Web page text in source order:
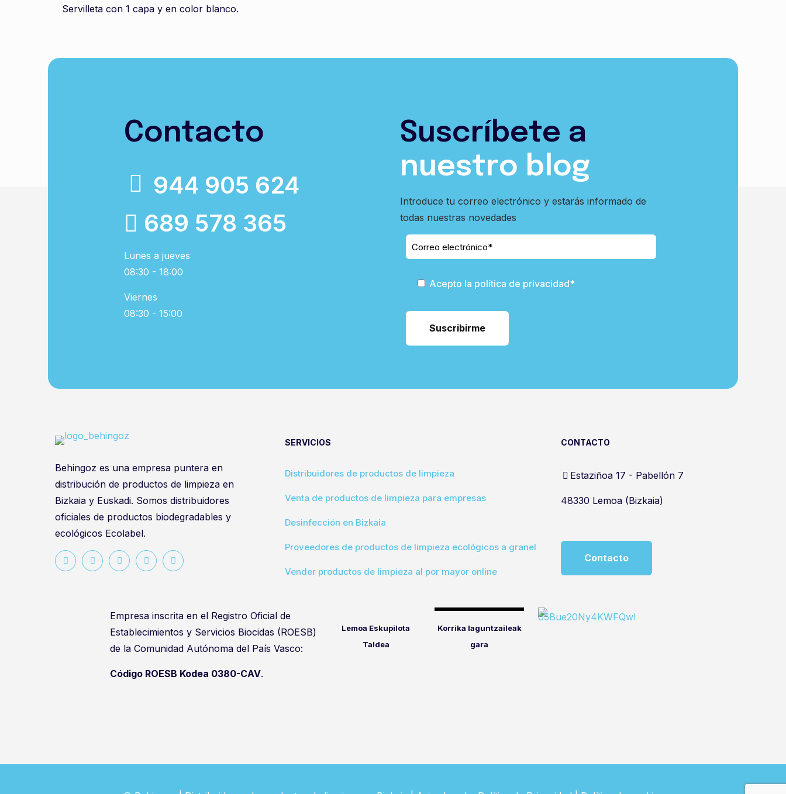
Servilleta con 1 capa y en color blanco.
Contacto
944 905 624
689 578 365
Lunes a jueves
08:30 - 18:00
Viernes
08:30 - 15:00
Suscríbete a
nuestro blog
Introduce tu correo electrónico y estarás informado de
todas nuestras novedades
Acepto la política de privacidad*
Behingoz es una empresa puntera en
distribución de productos de limpieza en
Bizkaia y Euskadi. Somos distribuidores
oficiales de productos biodegradables y
ecológicos Ecolabel.
SERVICIOS
Distribuidores de productos de limpieza
Venta de productos de limpieza para empresas
Desinfección en Bizkaia
Proveedores de productos de limpieza ecológicos a granel
Vender productos de limpieza al por mayor online
CONTACTO
Estaziñoa 17 - Pabellón 7
48330 Lemoa (Bizkaia)
Contacto
Empresa inscrita en el Registro Oficial de
Establecimientos y Servicios Biocidas (ROESB)
de la Comunidad Autónoma del País Vasco:
Código ROESB Kodea 0380-CAV.
Lemoa Eskupilota
Taldea
Korrika laguntzaileak
gara